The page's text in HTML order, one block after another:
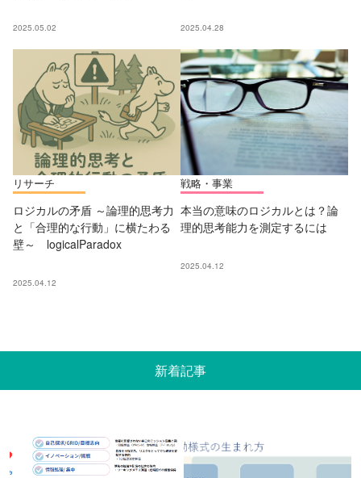
2025.05.02 2025.04.28
リサーチ
ロジカルの矛盾 ～論理的思考力
と「合理的な行動」に横たわる
壁～ logicalParadox
2025.04.12
戦略・事業
本当の意味のロジカルとは？論
理的思考能力を測定するには
2025.04.12
新着記事